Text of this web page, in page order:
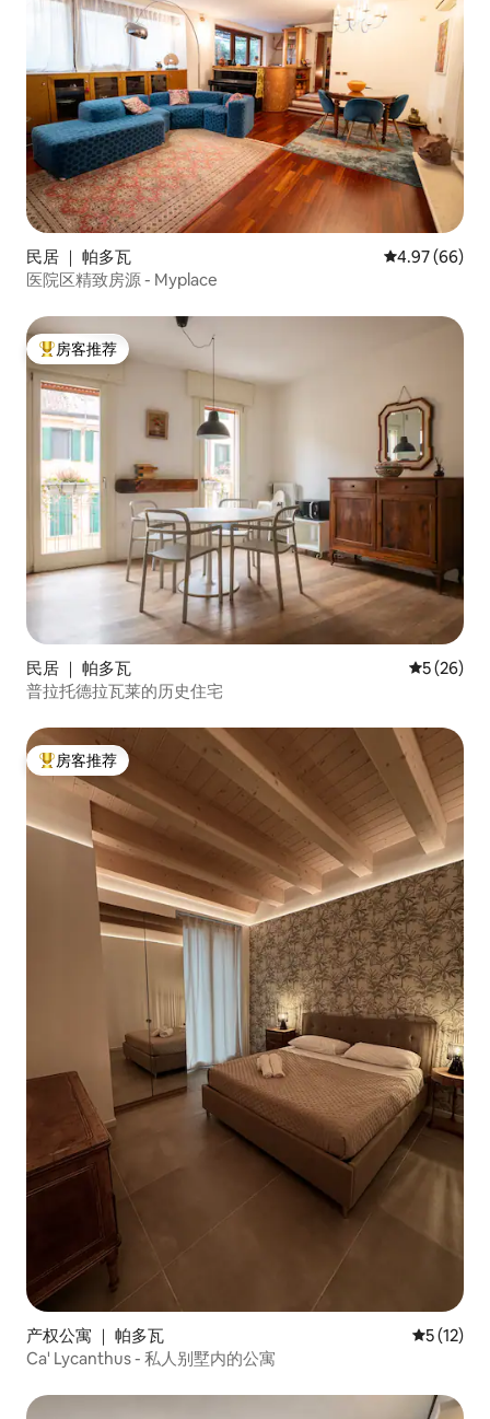
民居 ｜ 帕多瓦 平均评分 4.97
4.97 (66)
医院区精致房源 - Myplace
热门「房客推荐」
房客推荐
民居 ｜ 帕多瓦 平均评分
5 (26)
普拉托德拉瓦莱的历史住宅
热门「房客推荐」
房客推荐
产权公寓 ｜ 帕多瓦 平均评分
5 (12)
Ca' Lycanthus - 私人别墅内的公寓